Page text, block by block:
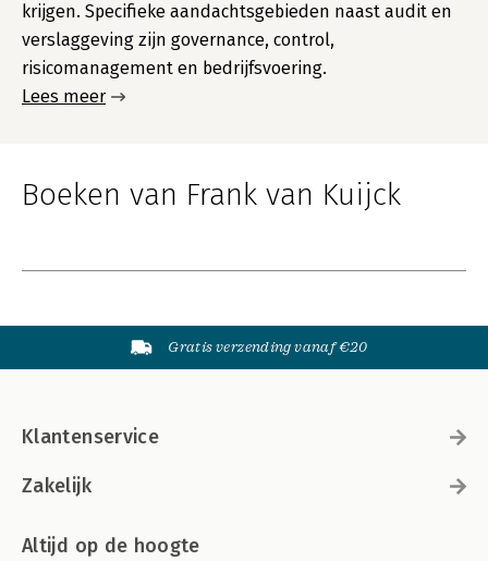
krijgen. Specifieke aandachtsgebieden naast audit en
verslaggeving zijn governance, control,
risicomanagement en bedrijfsvoering.
Lees meer
Boeken van Frank van Kuijck
Gratis verzending vanaf €20
Klantenservice
Zakelijk
Altijd op de hoogte